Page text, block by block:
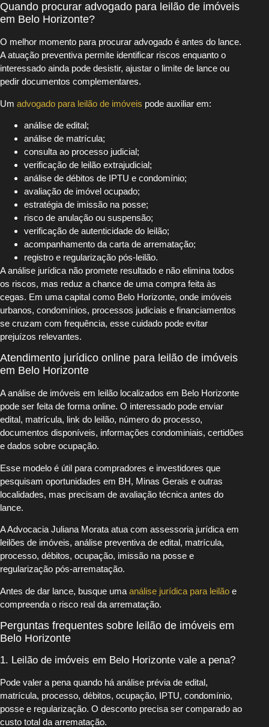
Quando procurar advogado para leilão de imóveis
em Belo Horizonte?
O melhor momento para procurar advogado é antes do lance.
A atuação preventiva permite identificar riscos enquanto o
interessado ainda pode desistir, ajustar o limite de lance ou
pedir documentos complementares.
Um advogado para leilão de imóveis pode auxiliar em:
análise de edital;
análise de matrícula;
consulta ao processo judicial;
verificação de leilão extrajudicial;
análise de débitos de IPTU e condomínio;
avaliação de imóvel ocupado;
estratégia de imissão na posse;
risco de anulação ou suspensão;
verificação de autenticidade do leilão;
acompanhamento da carta de arrematação;
registro e regularização pós-leilão.
A análise jurídica não promete resultado e não elimina todos
os riscos, mas reduz a chance de uma compra feita às
cegas. Em uma capital como Belo Horizonte, onde imóveis
urbanos, condomínios, processos judiciais e financiamentos
se cruzam com frequência, esse cuidado pode evitar
prejuízos relevantes.
Atendimento jurídico online para leilão de imóveis
em Belo Horizonte
A análise de imóveis em leilão localizados em Belo Horizonte
pode ser feita de forma online. O interessado pode enviar
edital, matrícula, link do leilão, número do processo,
documentos disponíveis, informações condominiais, certidões
e dados sobre ocupação.
Esse modelo é útil para compradores e investidores que
pesquisam oportunidades em BH, Minas Gerais e outras
localidades, mas precisam de avaliação técnica antes do
lance.
A Advocacia Juliana Morata atua com assessoria jurídica em
leilões de imóveis, análise preventiva de edital, matrícula,
processo, débitos, ocupação, imissão na posse e
regularização pós-arrematação.
Antes de dar lance, busque uma análise jurídica para leilão e
compreenda o risco real da arrematação.
Perguntas frequentes sobre leilão de imóveis em
Belo Horizonte
1. Leilão de imóveis em Belo Horizonte vale a pena?
Pode valer a pena quando há análise prévia de edital,
matrícula, processo, débitos, ocupação, IPTU, condomínio,
posse e regularização. O desconto precisa ser comparado ao
custo total da arrematação.